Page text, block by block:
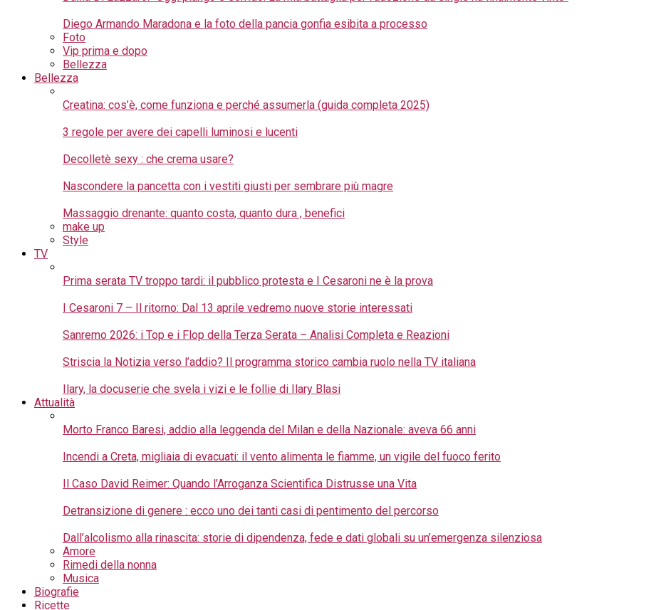
Diego Armando Maradona e la foto della pancia gonfia esibita a processo
Foto
Vip prima e dopo
Bellezza
Bellezza
Creatina: cos’è, come funziona e perché assumerla (guida completa 2025)
3 regole per avere dei capelli luminosi e lucenti
Decolletè sexy : che crema usare?
Nascondere la pancetta con i vestiti giusti per sembrare più magre
Massaggio drenante: quanto costa, quanto dura , benefici
make up
Style
TV
Prima serata TV troppo tardi: il pubblico protesta e I Cesaroni ne è la prova
I Cesaroni 7 – Il ritorno: Dal 13 aprile vedremo nuove storie interessati
Sanremo 2026: i Top e i Flop della Terza Serata – Analisi Completa e Reazioni
Striscia la Notizia verso l’addio? Il programma storico cambia ruolo nella TV italiana
Ilary, la docuserie che svela i vizi e le follie di Ilary Blasi
Attualità
Morto Franco Baresi, addio alla leggenda del Milan e della Nazionale: aveva 66 anni
Incendi a Creta, migliaia di evacuati: il vento alimenta le fiamme, un vigile del fuoco ferito
Il Caso David Reimer: Quando l’Arroganza Scientifica Distrusse una Vita
Detransizione di genere : ecco uno dei tanti casi di pentimento del percorso
Dall’alcolismo alla rinascita: storie di dipendenza, fede e dati globali su un’emergenza silenziosa
Amore
Rimedi della nonna
Musica
Biografie
Ricette